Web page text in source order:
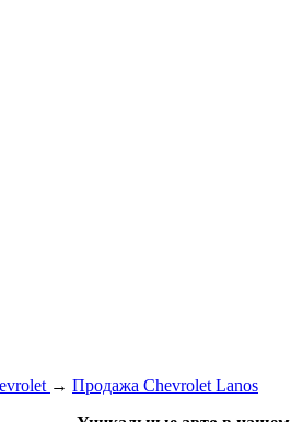
→ Продажа Chevrolet Lanos